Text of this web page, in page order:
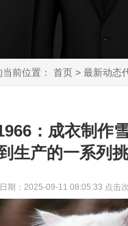
前位置： 首页 > 最新动态
：成衣制作
生产的一系列
期：2025-09-11 08:05:33 点击